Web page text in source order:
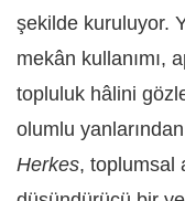
şekilde kuruluyor.
mekân kullanımı,
topluluk hâlini
olumlu
Herkes, toplumsal